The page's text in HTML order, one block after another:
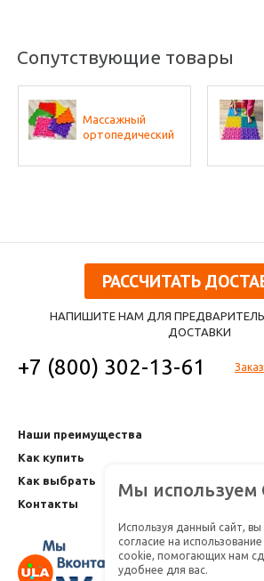
Сопутствующие товары
Массажный
ортопедический
шт. по 1 шт
РАССЧИТАТЬ
НАПИШИТЕ НАМ ДЛЯ
ДОСТАВКИ
+7 (800) 302-13-61
Наши преимущества
Как купить
Как выбрать
Контакты
Мы используем
Используя данный сайт, вы
согласие на
cookie, помогающих нам
удобнее для вас.